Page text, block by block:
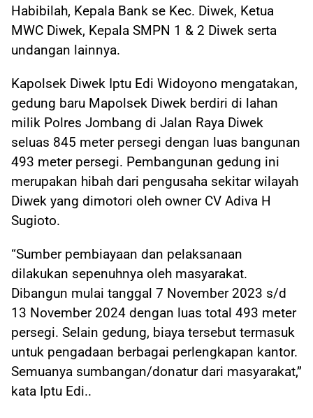
Habibilah, Kepala Bank se Kec. Diwek, Ketua
MWC Diwek, Kepala SMPN 1 & 2 Diwek serta
undangan lainnya.
Kapolsek Diwek Iptu Edi Widoyono mengatakan,
gedung baru Mapolsek Diwek berdiri di lahan
milik Polres Jombang di Jalan Raya Diwek
seluas 845 meter persegi dengan luas bangunan
493 meter persegi. Pembangunan gedung ini
merupakan hibah dari pengusaha sekitar wilayah
Diwek yang dimotori oleh owner CV Adiva H
Sugioto.
“Sumber pembiayaan dan pelaksanaan
dilakukan sepenuhnya oleh masyarakat.
Dibangun mulai tanggal 7 November 2023 s/d
13 November 2024 dengan luas total 493 meter
persegi. Selain gedung, biaya tersebut termasuk
untuk pengadaan berbagai perlengkapan kantor.
Semuanya sumbangan/donatur dari masyarakat,”
kata Iptu Edi..